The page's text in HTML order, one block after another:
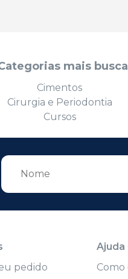
mais
Cimentos
Cirurgia e Periodontia
Cursos
pedido